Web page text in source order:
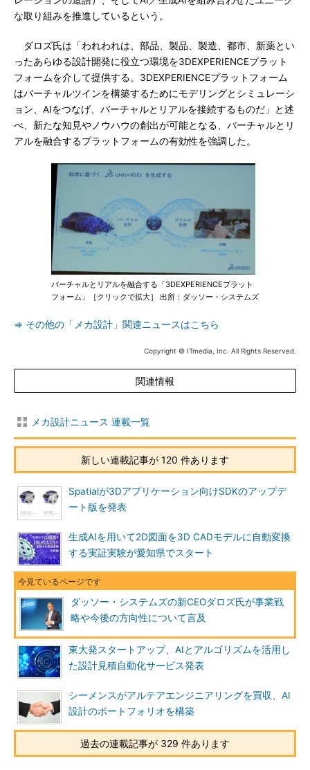
な取り組みを推進しているという。
ダロズ氏は「われわれは、部品、製品、製造、都市、新薬とい
ったあらゆる設計開発に役立つ環境を3DEXPERIENCEプラット
フォームを介して提供する。3DEXPERIENCEプラットフォーム
はバーチャルツインを構築するためにモデリングとシミュレーシ
ョン、AIをつなげ、バーチャルとリアルを接続するものだ」と述
べ、新たな知見やノウハウの創出が可能となる、バーチャルとリ
アルを融合するプラットフォームの有効性を強調した。
バーチャルとリアルを融合する「3DEXPERIENCEプラット
フォーム」［クリックで拡大］ 出所：ダッソー・システムズ
⇒ その他の「メカ設計」関連ニュースはこちら
Copyright © ITmedia, Inc. All Rights Reserved.
関連情報
メカ設計ニュース 連載一覧
新しい連載記事が 120 件あります
Spatialが3Dアプリケーション向けSDKのアップデ
ート版を発表
生成AIを用いて2D図面を3D CADモデルに自動変換
する実証実験が愛知県でスタート
ダッソー・システムズの新CEOダロズ氏が事業戦
略や今後の方向性について言及
東大発スタートアップ、AIとアルゴリズムを活用し
た設計見積自動化サービス発表
シーメンスがアルテアエンジニアリングを買収、AI
設計のポートフォリオを構築
過去の連載記事が 329 件あります